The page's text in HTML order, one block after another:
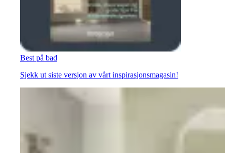
Best på bad
Sjekk ut siste versjon av vårt inspirasjonsmagasin!